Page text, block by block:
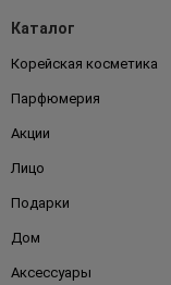
Каталог
Корейская косметика
Парфюмерия
Акции
Лицо
Подарки
Дом
Аксессуары